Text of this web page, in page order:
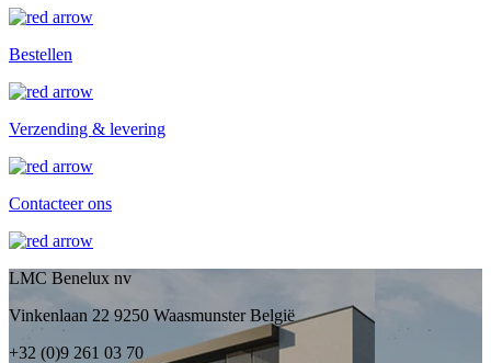
Bestellen
Verzending & levering
Contacteer ons
LMC Benelux nv
Vinkenlaan 22 9250 Waasmunster België
+32 (0)9 261 03 70